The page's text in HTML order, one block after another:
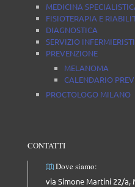
MEDICINA
FISIOTERAPIA E
DIAGNOSTICA
SERVIZIO
PREVENZIONE
MELANOMA
CALENDARIO
PROCTOLOGO MILANO
CONTATTI
Dove siamo:
via Simone Martini 22/a,